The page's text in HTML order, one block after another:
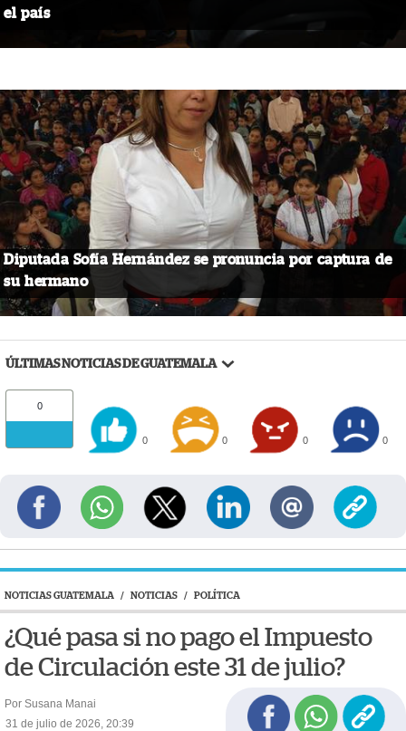
el país
Diputada Sofía Hernández se pronuncia por captura de
su hermano
ÚLTIMAS NOTICIAS DE GUATEMALA
0
0 0 0 0
NOTICIAS GUATEMALA / NOTICIAS / POLÍTICA
¿Qué pasa si no pago el Impuesto
de Circulación este 31 de julio?
Por Susana Manai
31 de julio de 2026, 20:39